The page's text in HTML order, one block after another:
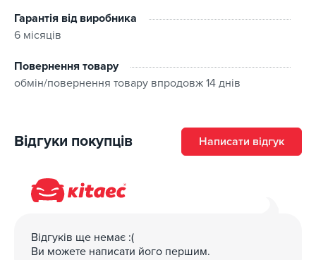
Гарантія від виробника
6 місяців
Повернення товару
обмін/повернення товару впродовж 14 днів
Відгуки покупців Написати відгук
Відгуків ще немає :(
Ви можете написати його першим.